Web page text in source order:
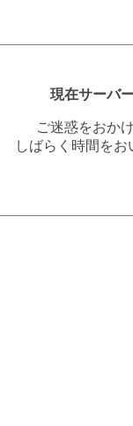
現在サーバ
ご迷惑をおか
しばらく時間を